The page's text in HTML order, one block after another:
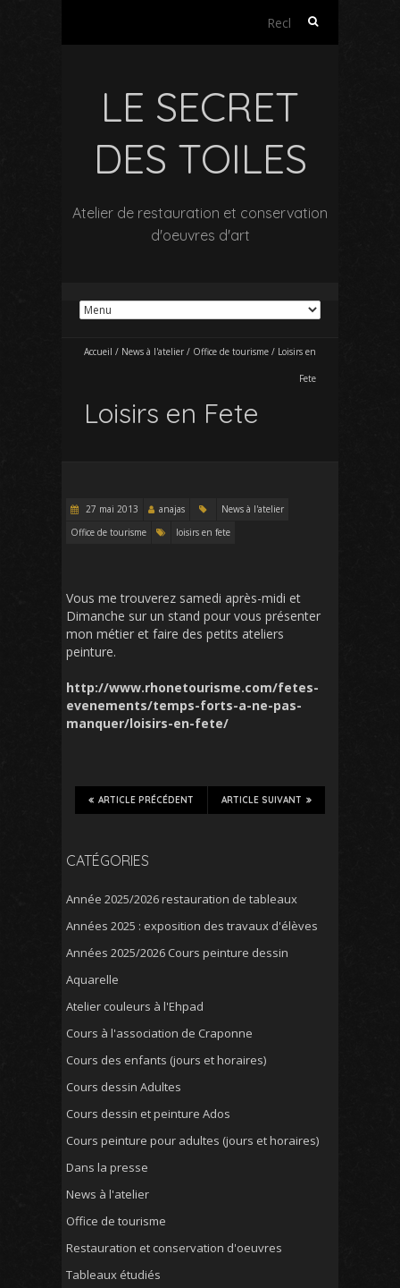
Rechercher :
LE SECRET
DES TOILES
Atelier de restauration et conservation
d'oeuvres d'art
Accueil / News à l'atelier / Office de tourisme / Loisirs en
Fete
Loisirs en Fete
27 mai 2013 anajas
News à l'atelier
Office de tourisme
loisirs en fete
Vous me trouverez samedi après-midi et
Dimanche sur un stand pour vous présenter
mon métier et faire des petits ateliers
peinture.
http://www.rhonetourisme.com/fetes-
evenements/temps-forts-a-ne-pas-
manquer/loisirs-en-fete/
ARTICLE SUIVANT
ARTICLE PRÉCÉDENT
CATÉGORIES
Année 2025/2026 restauration de tableaux
Années 2025 : exposition des travaux d'élèves
Années 2025/2026 Cours peinture dessin
Aquarelle
Atelier couleurs à l'Ehpad
Cours à l'association de Craponne
Cours des enfants (jours et horaires)
Cours dessin Adultes
Cours dessin et peinture Ados
Cours peinture pour adultes (jours et horaires)
Dans la presse
News à l'atelier
Office de tourisme
Restauration et conservation d'oeuvres
Tableaux étudiés